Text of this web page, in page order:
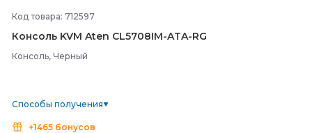
Код товара: 712597
Консоль KVM Aten CL5708IM-ATA-RG
Консоль, Черный
Способы получения
+1465 бонусов